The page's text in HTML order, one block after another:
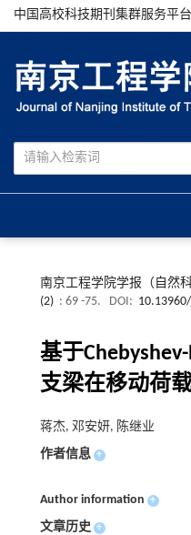
中国高校科技期刊集群服务平台
南京工程学院学报（自然科
(2) : 69 -75. DOI:
基于
支梁在移动荷
蒋杰, 邓安妍, 陈继业
作者信息 +
Author information +
文章历史 +